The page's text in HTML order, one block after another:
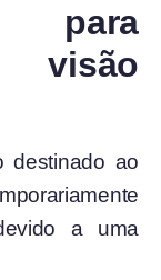
para
visão
destinado ao
a uma